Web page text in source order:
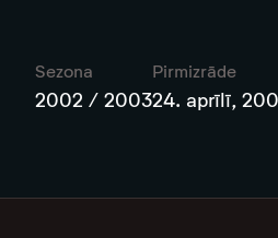
Sezona
2002 / 2003
Pirmizrāde
24. aprīlī,